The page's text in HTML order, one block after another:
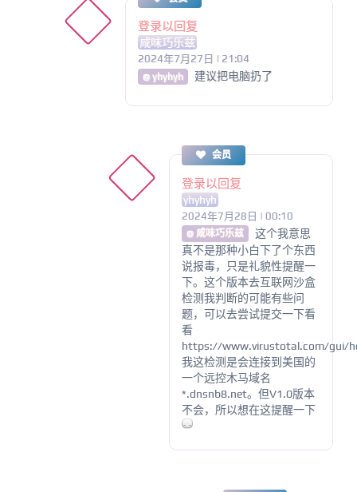
登录以回复
咸味巧乐兹
2024年7月27日 | 21:04
@ yhyhyh 建议把电脑扔了
会员
登录以回复
yhyhyh
2024年7月28日 | 00:10
@ 咸味巧乐兹
这个我意思
真不是那种小白下了个东西
说报毒，只是礼貌性提醒一
下。这个版本去互联网沙盒
检测我判断的可能有些问
题，可以去尝试提交一下看
看
https://www.virustotal.com/gui/
我这检测是会连接到美国的
一个远控木马域名
*.dnsnb8.net。但V1.0版本
不会，所以想在这提醒一下